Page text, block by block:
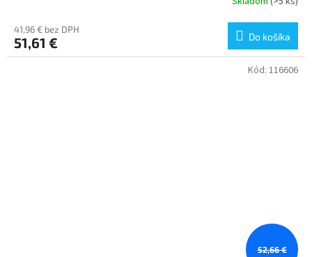
41,96 € bez DPH
51,61 € Do košíka
52,66 €
Kód: 116606